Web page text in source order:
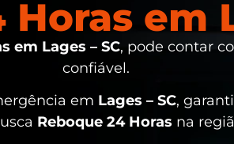
em
em Lages – SC, pode contar
confiável.
em Lages – SC,
Reboque 24 Horas na